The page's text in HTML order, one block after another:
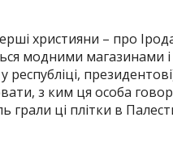
християни – про
модними магазинами
з ким ця особа
ці плітки в